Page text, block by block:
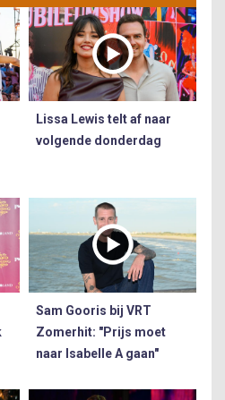
Lissa Lewis telt af naar
volgende donderdag
Sam Gooris bij VRT
Zomerhit: "Prijs moet
naar Isabelle A gaan"